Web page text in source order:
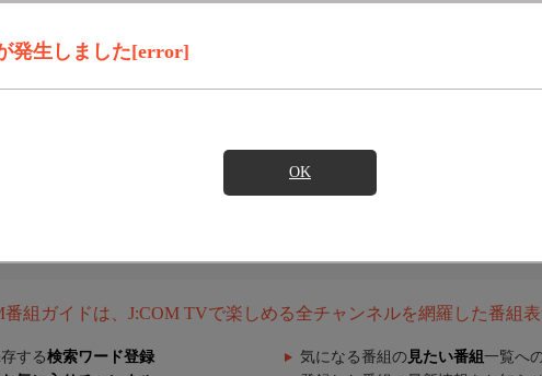
発生しました[error]
OK
番組ガイドは、J:COM TVで楽しめる全チャンネルを網羅した番組表
する検索ワード登録 気になる番組の 見たい番組 一覧へ